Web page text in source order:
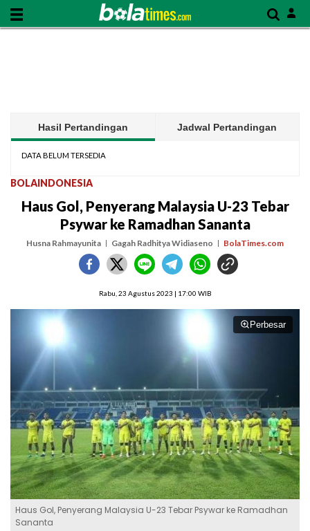
Hasil Pertandingan Jadwal Pertandingan
DATA BELUM TERSEDIA
BOLAINDONESIA
Haus Gol, Penyerang Malaysia U-23 Tebar
Psywar ke Ramadhan Sananta
Husna Rahmayunita Gagah Radhitya Widiaseno BolaTimes.com
Rabu, 23 Agustus 2023 | 17:00 WIB
Perbesar
Haus Gol, Penyerang Malaysia U-23 Tebar Psywar ke Ramadhan
Sananta